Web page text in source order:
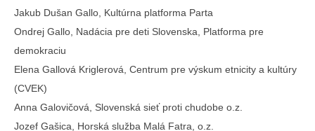
Jakub Dušan Gallo, Kultúrna platforma Parta
Ondrej Gallo, Nadácia pre deti Slovenska, Platforma pre
demokraciu
Elena Gallová Kriglerová, Centrum pre výskum etnicity a kultúry
(CVEK)
Anna Galovičová, Slovenská sieť proti chudobe o.z.
Jozef Gašica, Horská služba Malá Fatra, o.z.